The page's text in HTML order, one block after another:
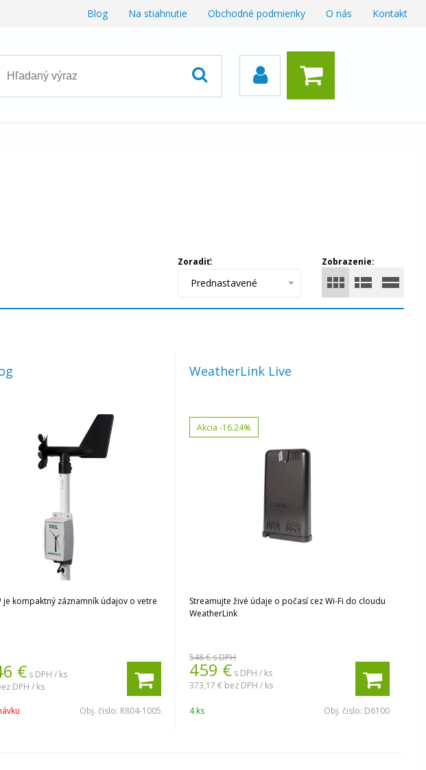
Blog Na stiahnutie Obchodné podmienky O nás Kontakt
Zobrazenie:
Zoradiť:
Prednastavené
je kompaktný záznamník údajov o vetre
€ s DPH / ks
DPH / ks
Obj. čislo: R804-1005
WeatherLink Live
Akcia-16.24%
Streamujte živé údaje o počasí cez Wi-Fi do cloudu
WeatherLink
548 €s DPH
459 € s DPH / ks
373,17 € bez DPH / ks
4 ks Obj. čislo: D6100